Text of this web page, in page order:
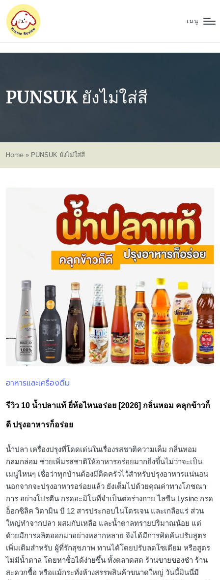
เมนู
PUNSUK ยังไม่ใส่สี
Home » PUNSUK ยังไม่ใส่สี
Posted
อาหารและเครื่องดื่ม
รีวิว 10 น้ำปลาแท้ ยี่ห้อไหนอร่อย [2026] กลิ่นหอม คลุกข้าวก็
ดี ปรุงอาหารก็อร่อย
น้ำปลา เครื่องปรุงที่โดดเด่นในเรื่องรสชาติความเค็ม กลิ่นหอม
กลมกล่อม ช่วยเพิ่มรสชาติให้อาหารอร่อยมากยิ่งขึ้นไม่ว่าจะเป็น
เมนูไหนๆ เชื่อว่าทุกบ้านต้องมีติดครัวไว้สำหรับปรุงอาหารแน่นอน
นอกจากจะปรุงอาหารอร่อยแล้ว ยังเต็มไปด้วยคุณค่าทางโภชณา
การ อย่างโปรตีน กรดอะมิโนที่จำเป็นต่อร่างกาย ไลซีน Lysine กรด
อ็อกซิลิค วิตามิน บี 12 สารประกอบไนโตรเจน และเกลือแร่ ส่วน
ใหญ่ทำจากปลา ผสมกับเหลือ และน้ำตาลทรายปริมาณน้อย แต่
ด้วยมีการผลิตออกมาอย่างหลากหลาย จึงได้มีการคิดค้นปรับสูตร
เพิ่มเติมสำหรับ ผู้ที่รักสุขภาพ ทานได้โดยปรับลดโซเดียม หรือสูตร
ไม่มีน้ำตาล โดยหาซื้อได้ง่ายขึ้น ทั้งตลาดสด ร้านขายของชำ ร้าน
สะดวกซื้อ หรือแม้กระทั่งห้างสรรพสินค้าขนาดใหญ่ วันนี้มินนี่มี